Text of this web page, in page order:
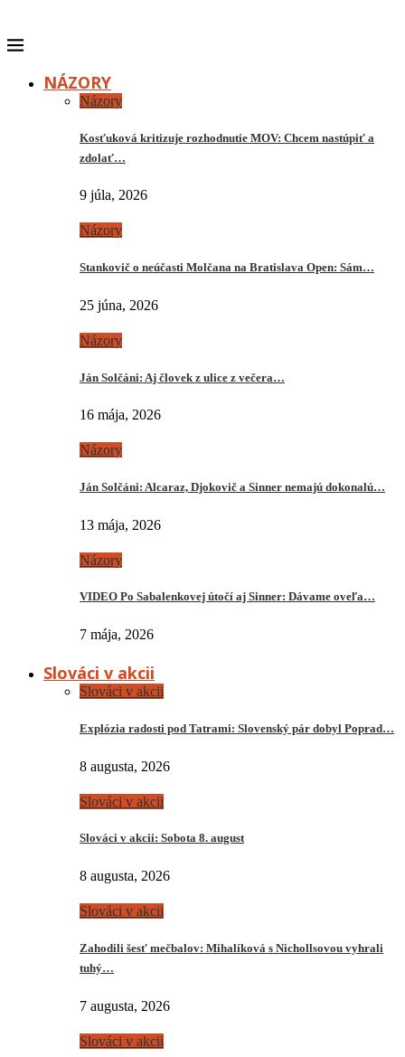
NÁZORY
Názory
Kosťuková kritizuje rozhodnutie MOV: Chcem nastúpiť a
zdolať…
9 júla, 2026
Názory
Stankovič o neúčasti Molčana na Bratislava Open: Sám…
25 júna, 2026
Názory
Ján Solčáni: Aj človek z ulice z večera…
16 mája, 2026
Názory
Ján Solčáni: Alcaraz, Djokovič a Sinner nemajú dokonalú…
13 mája, 2026
Názory
VIDEO Po Sabalenkovej útočí aj Sinner: Dávame oveľa…
7 mája, 2026
Slováci v akcii
Slováci v akcii
Explózia radosti pod Tatrami: Slovenský pár dobyl Poprad…
8 augusta, 2026
Slováci v akcii
Slováci v akcii: Sobota 8. august
8 augusta, 2026
Slováci v akcii
Zahodili šesť mečbalov: Mihalíková s Nichollsovou vyhrali
tuhý…
7 augusta, 2026
Slováci v akcii